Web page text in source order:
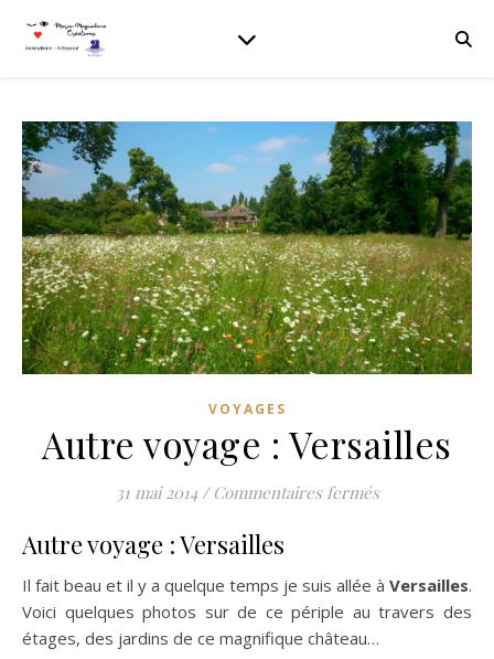
VOYAGES
Autre voyage : Versailles
31 mai 2014 / Commentaires ferméssur Autre
Autre voyage : Versailles
Il fait beau et il y a quelque temps je suis allée à Versailles.
Voici quelques photos sur de ce périple au travers des
étages, des jardins de ce magnifique château…